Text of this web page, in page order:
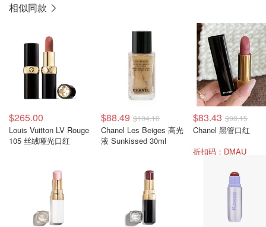
相似同款
$265.00
Louis Vuitton LV Rouge
105 丝绒哑光口红
$88.49 $104.10
Chanel Les Beiges 高光
液 Sunkissed 30ml
$83.43 $98.15
Chanel 黑管口红
折扣码：DMAU